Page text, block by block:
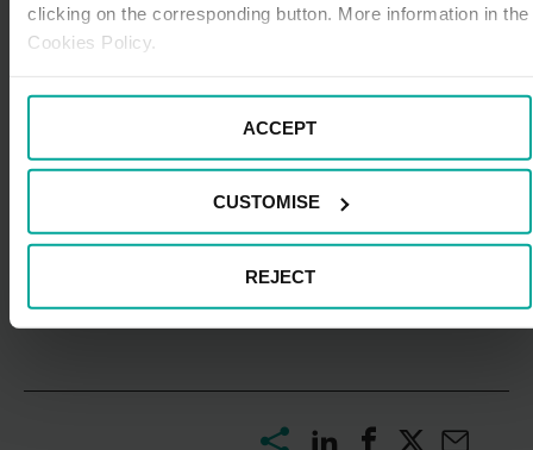
clicking on the corresponding button. More information in the
Cookies Policy.
ACCEPT
CUSTOMISE
REJECT
En conclusión, en este artículo te hemos contado
cuánto cuesta pintar un vehículo de media, qué
factores influyen en el precio, así como las fases que
coche, decidir si quieres cambiarlo de color o no
(teniendo en cuenta que las tarifas del seguro podrían
Seguramente tengas que rascarte el bolsillo (sobre
todo, si vives en una gran capital), pero recuerda que
pintar un coche es un proceso complejo que requiere de